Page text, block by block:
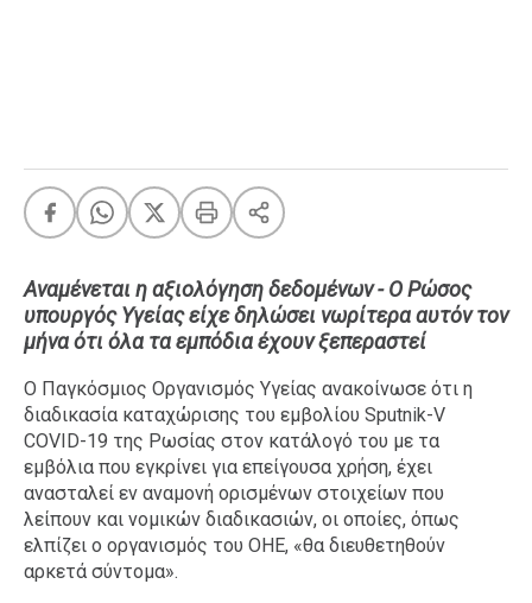
A-List LGBTQI+
Xmas
LIFE
Food
Body+Mind
Ταξίδια
Style
Σπίτι
Family
Σχέσεις
Αναμένεται η αξιολόγηση δεδομένων - Ο Ρώσος
υπουργός Υγείας είχε δηλώσει νωρίτερα αυτόν τον
μήνα ότι όλα τα εμπόδια έχουν ξεπεραστεί
Ο Παγκόσμιος Οργανισμός Υγείας ανακοίνωσε ότι η
διαδικασία καταχώρισης του εμβολίου Sputnik-V
COVID-19 της Ρωσίας στον κατάλογό του με τα
εμβόλια που εγκρίνει για επείγουσα χρήση, έχει
ανασταλεί εν αναμονή ορισμένων στοιχείων που
λείπουν και νομικών διαδικασιών, οι οποίες, όπως
ελπίζει ο οργανισμός του ΟΗΕ, «θα διευθετηθούν
αρκετά σύντομα».